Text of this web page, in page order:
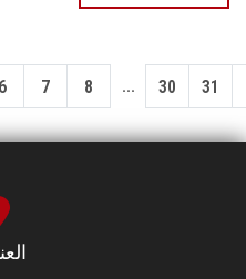
6 7 8 ... 30 31